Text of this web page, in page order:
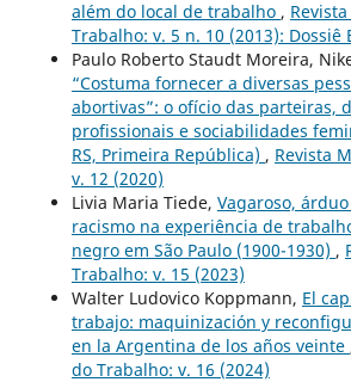
além do local de trabalho ,
Trabalho: v. 5 n. 10 (2013): Dossiê
Paulo Roberto Staudt Moreira,
“Costuma fornecer a diversas
abortivas”: o ofício das parteiras,
profissionais e sociabilidades
RS, Primeira República) , Revista
v. 12 (2020)
Livia Maria Tiede, Vagaroso,
racismo na experiência de
negro em São Paulo (1900-1930) ,
Trabalho: v. 15 (2023)
Walter Ludovico Koppmann, El
trabajo: maquinización y
en la Argentina de los años veinte
do Trabalho: v. 16 (2024)